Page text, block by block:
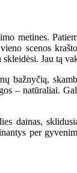
metines.
scenos
Jau tą
bažnyčią,
– natūraliai.
dainas,
per